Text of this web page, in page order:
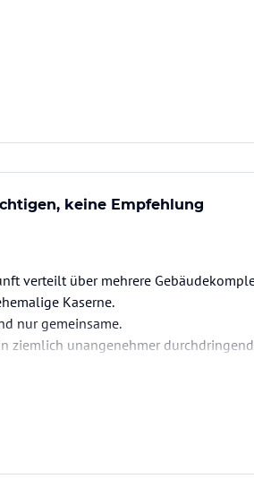
keine Empfehlung
verteilt über mehrere
Kaserne.
nur gemeinsame.
ziemlich unangenehmer